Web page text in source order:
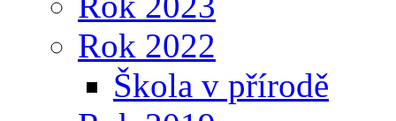
Rok 2022
Škola v přírodě